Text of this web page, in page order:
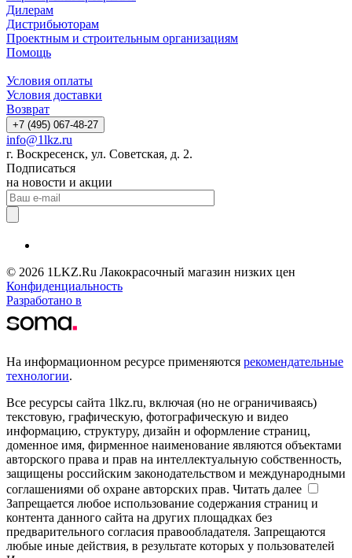
Дилерам
Дистрибьюторам
Проектным и строительным организациям
Помощь
Условия оплаты
Условия доставки
Возврат
+7 (495) 067-48-27
info@1lkz.ru
г. Воскресенск, ул. Советская, д. 2.
Подписаться
на новости и акции
© 2026 1LKZ.Ru Лакокрасочный магазин низких цен
Конфиденциальность
Разработано в
На информационном ресурсе применяются рекомендательные
технологии.
Все ресурсы сайта 1lkz.ru, включая (но не ограничиваясь)
текстовую, графическую, фотографическую и видео
информацию, структуру, дизайн и оформление страниц,
доменное имя, фирменное наименование являются объектами
авторского права и прав на интеллектуальную собственность,
защищены российским законодательством и международными
соглашениями об охране авторских прав. Читать далее
Запрещается любое использование содержания страниц и
контента данного сайта на других площадках без
предварительного согласия правообладателя. Запрещаются
любые иные действия, в результате которых у пользователей